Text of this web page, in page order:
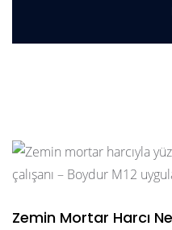
Zemin Mortar Harcı